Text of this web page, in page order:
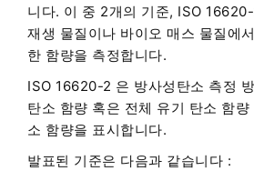
니다. 이 중 2개의 기준, ISO
재생 물질이나 바이오 매스 물질에
한 함량을 측정합니다.
ISO 16620-2 은 방사성탄소 측정
탄소 함량 혹은 전체 유기 탄소 함
소 함량을 표시합니다.
발표된 기준은 다음과 같습니다 :